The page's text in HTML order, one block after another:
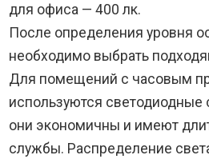
для офиса — 400 лк.
После определения уровня
необходимо выбрать
Для помещений с часовым
используются светодиодные
они экономичны и имеют
службы. Распределение